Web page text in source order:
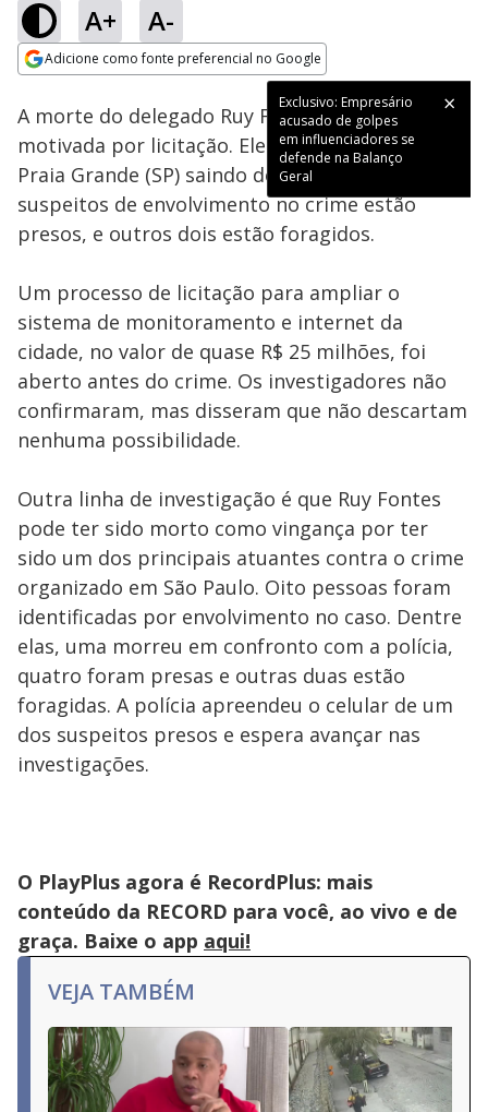
A+ A-
Adicione como fonte preferencial no Google
Exclusivo: Empresário
acusado de golpes
em influenciadores se
defende na Balanço
Geral
Ativar
Loaded:
43.95%
A morte do delegado Ruy Fontes pode ter sido
motivada por licitação. Ele foi executado na
Praia Grande (SP) saindo do trabalho. Quatro
suspeitos de envolvimento no crime estão
presos, e outros dois estão foragidos.
Um processo de licitação para ampliar o
sistema de monitoramento e internet da
cidade, no valor de quase R$ 25 milhões, foi
aberto antes do crime. Os investigadores não
confirmaram, mas disseram que não descartam
nenhuma possibilidade.
Outra linha de investigação é que Ruy Fontes
pode ter sido morto como vingança por ter
sido um dos principais atuantes contra o crime
organizado em São Paulo. Oito pessoas foram
identificadas por envolvimento no caso. Dentre
elas, uma morreu em confronto com a polícia,
quatro foram presas e outras duas estão
foragidas. A polícia apreendeu o celular de um
dos suspeitos presos e espera avançar nas
investigações.
O PlayPlus agora é RecordPlus: mais
conteúdo da RECORD para você, ao vivo e de
graça. Baixe o app aqui!
VEJA TAMBÉM